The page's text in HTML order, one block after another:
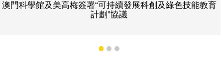
澳門科學館及美高梅簽署“可持續發展科創及綠色技能教育
計劃”協議
1 2 3